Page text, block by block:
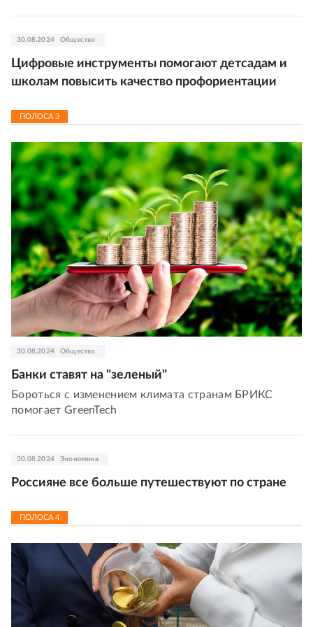
30.08.2024 Общество
Цифровые инструменты помогают детсадам и
школам повысить качество профориентации
ПОЛОСА3
30.08.2024 Общество
Банки ставят на "зеленый"
Бороться с изменением климата странам БРИКС
помогает GreenTech
30.08.2024 Экономика
Россияне все больше путешествуют по стране
ПОЛОСА 4